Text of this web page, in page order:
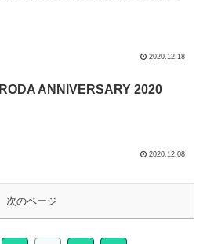
2020.12.18
RODA ANNIVERSARY 2020
2020.12.08
次のページ